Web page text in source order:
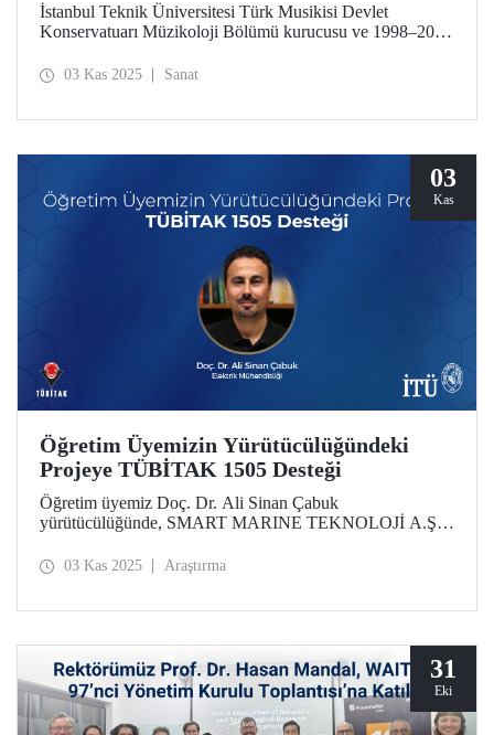
İstanbul Teknik Üniversitesi Türk Musikisi Devlet
Konservatuarı Müzikoloji Bölümü kurucusu ve 1998–2001
Cumhurbaşkanlığı Kültür ve Sanat Büyük Ödülleri’nde
03 Kas 2025 Sanat
03
Kas
Öğretim Üyemizin Yürütücülüğündeki
Projeye TÜBİTAK 1505 Desteği
Öğretim üyemiz Doç. Dr. Ali Sinan Çabuk
yürütücülüğünde, SMART MARINE TEKNOLOJİ A.Ş.
Emisyonlarının Azaltılması ve Enerji Verimliliğinin
Destek Programı kapsamında desteklenmeye hak kazandı.
03 Kas 2025 Araştırma
31
Eki